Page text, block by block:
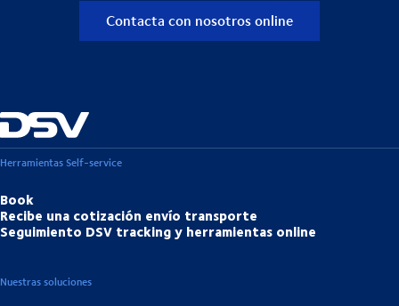
Contacta con nosotros online
Herramientas Self-service
Book
Recibe una cotización envío transporte
Seguimiento DSV tracking y herramientas online
Nuestras soluciones